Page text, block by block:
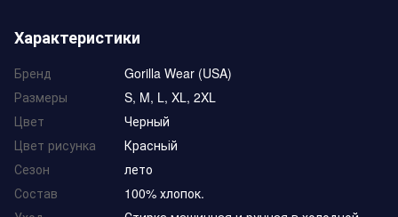
Характеристики
Бренд
Gorilla Wear (USA)
Размеры
S, M, L, XL, 2XL
Цвет
Черный
Цвет рисунка
Красньій
Сезон
лето
Состав
100% хлопок.